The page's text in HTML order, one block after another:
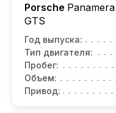
Porsche Panamera
GTS
Год выпуска:
Тип двигателя:
Пробег:
Объем:
Привод: